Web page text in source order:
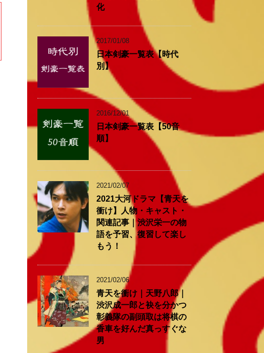
化
2017/01/08
日本剣豪一覧表【時代
別】
2016/12/01
日本剣豪一覧表【50音
順】
2021/02/07
2021大河ドラマ【青天を
衝け】人物・キャスト・
関連記事｜渋沢栄一の物
語を予習、復習して楽し
もう！
2021/02/06
青天を衝け｜天野八郎｜
渋沢成一郎と袂を分かつ
彰義隊の副頭取は将棋の
香車を好んだ真っすぐな
男